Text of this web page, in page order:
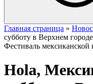
Главная страница »
субботу в Верхнем
Фестиваль
Hola,